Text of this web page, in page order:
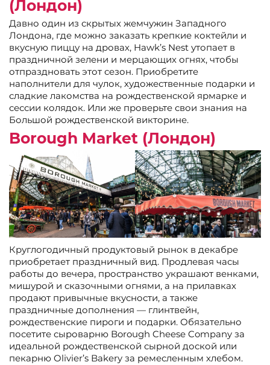
(Лондон)
Давно один из скрытых жемчужин Западного
Лондона, где можно заказать крепкие коктейли и
вкусную пиццу на дровах, Hawk’s Nest утопает в
праздничной зелени и мерцающих огнях, чтобы
отпраздновать этот сезон. Приобретите
наполнители для чулок, художественные подарки и
сладкие лакомства на рождественской ярмарке и
сессии колядок. Или же проверьте свои знания на
Большой рождественской викторине.
Borough Market (Лондон)
Круглогодичный продуктовый рынок в декабре
приобретает праздничный вид. Продлевая часы
работы до вечера, пространство украшают венками,
мишурой и сказочными огнями, а на прилавках
продают привычные вкусности, а также
праздничные дополнения — глинтвейн,
рождественские пироги и подарки. Обязательно
посетите сыроварню Borough Cheese Company за
идеальной рождественской сырной доской или
пекарню Olivier’s Bakery за ремесленным хлебом.